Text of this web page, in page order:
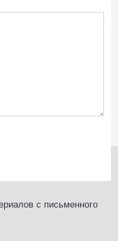
с письменного